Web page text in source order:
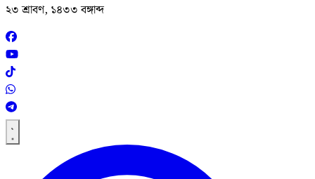
২৩ শ্রাবণ, ১৪৩৩ বঙ্গাব্দ